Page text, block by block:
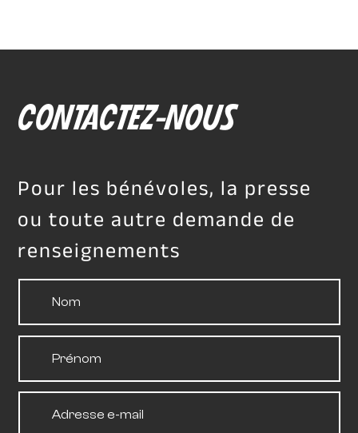
CONTACTEZ-NOUS
Pour les bénévoles, la presse
ou toute autre demande de
renseignements